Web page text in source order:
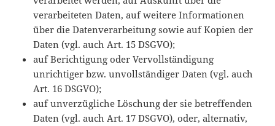
verarbeiteten Daten, auf weitere Informationen
über die Datenverarbeitung sowie auf Kopien der
Daten (vgl. auch Art. 15 DSGVO);
auf Berichtigung oder Vervollständigung
unrichtiger bzw. unvollständiger Daten (vgl. auch
Art. 16 DSGVO);
auf unverzügliche Löschung der sie betreffenden
Daten (vgl. auch Art. 17 DSGVO), oder, alternativ,